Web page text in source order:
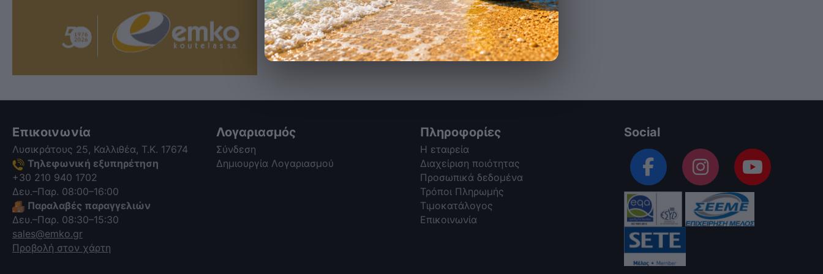
Επικοινωνία
Λυσικράτους 25, Καλλιθέα, Τ.Κ. 17674
Τηλεφωνική εξυπηρέτηση
+30 210 940 1702
Δευ.–Παρ. 08:00–16:00
Παραλαβές παραγγελιών
Δευ.–Παρ. 08:30–15:30
sales@emko.gr
Προβολή στον χάρτη
Λογαριασμός
Σύνδεση
Δημιουργία Λογαριασμού
Πληροφορίες
Η εταιρεία
Διαχείριση ποιότητας
Προσωπικά δεδομένα
Τρόποι Πληρωμής
Τιμοκατάλογος
Επικοινωνία
Social